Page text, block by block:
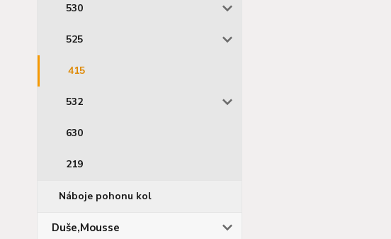
530
525
415
532
630
219
Náboje pohonu kol
Duše,Mousse